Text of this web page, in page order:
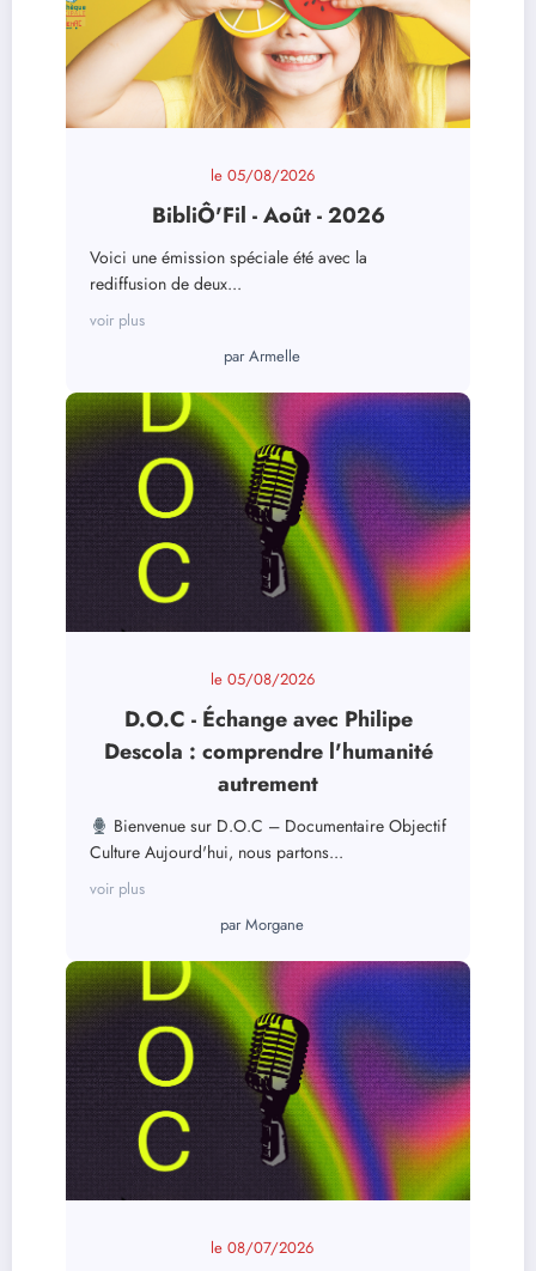
le 05/08/2026
BibliÔ'Fil - Août - 2026
Voici une émission spéciale été avec la
rediffusion de deux...
voir plus
parArmelle
le 05/08/2026
D.O.C - Échange avec Philipe
Descola : comprendre l'humanité
autrement
Bienvenue sur D.O.C – Documentaire Objectif
Culture Aujourd'hui, nous partons...
voir plus
parMorgane
le 08/07/2026